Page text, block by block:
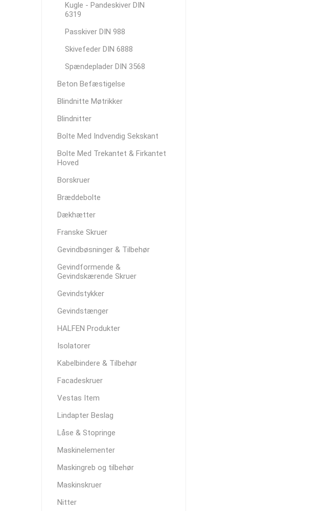
Kugle - Pandeskiver DIN
6319
Passkiver DIN 988
Skivefeder DIN 6888
Spændeplader DIN 3568
Beton Befæstigelse
Blindnitte Møtrikker
Blindnitter
Bolte Med Indvendig Sekskant
Bolte Med Trekantet & Firkantet
Hoved
Borskruer
Bræddebolte
Dækhætter
Franske Skruer
Gevindbøsninger & Tilbehør
Gevindformende &
Gevindskærende Skruer
Gevindstykker
Gevindstænger
HALFEN Produkter
Isolatorer
Kabelbindere & Tilbehør
Facadeskruer
Vestas Item
Lindapter Beslag
Låse & Stopringe
Maskinelementer
Maskingreb og tilbehør
Maskinskruer
Nitter